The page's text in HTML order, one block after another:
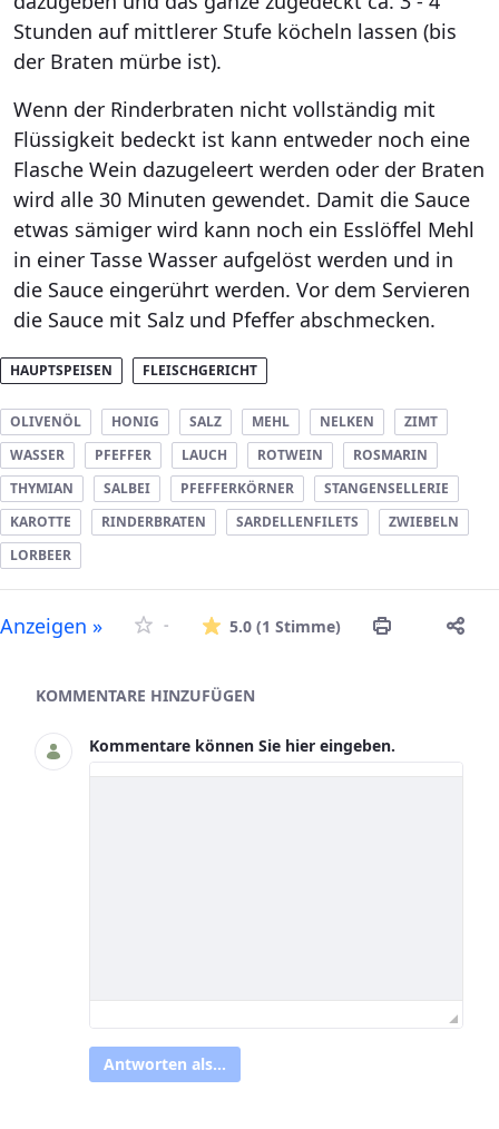
Stunden auf mittlerer Stufe köcheln lassen (bis
der Braten mürbe ist).
Wenn der Rinderbraten nicht vollständig mit
Flüssigkeit bedeckt ist kann entweder noch eine
Flasche Wein dazugeleert werden oder der Braten
wird alle 30 Minuten gewendet. Damit die Sauce
etwas sämiger wird kann noch ein Esslöffel Mehl
in einer Tasse Wasser aufgelöst werden und in
die Sauce eingerührt werden. Vor dem Servieren
die Sauce mit Salz und Pfeffer abschmecken.
HAUPTSPEISEN FLEISCHGERICHT
OLIVENÖL HONIG SALZ MEHL NELKEN
ZIMT
WASSER
PFEFFER LAUCH ROTWEIN
ROSMARIN
THYMIAN
SALBEI PFEFFERKÖRNER
STANGENSELLERIE
KAROTTE
RINDERBRATEN SARDELLENFILETS
ZWIEBELN
LORBEER
Anzeigen » - 5.0 (1 Stimme) Die
Asset-Herausgeber
KOMMENTARE HINZUFÜGEN
Kommentare können Sie hier eingeben.
Antworten als...